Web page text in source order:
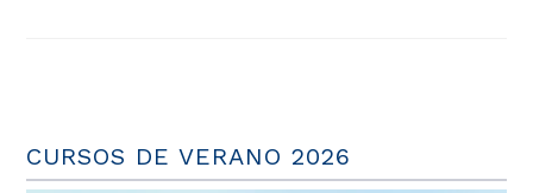
CURSOS DE VERANO 2026